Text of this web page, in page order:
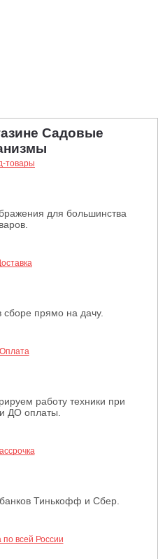
Садовые
для большинства
сборе прямо на дачу.
работу техники при
ДО оплаты.
Тинькофф и Сбер.